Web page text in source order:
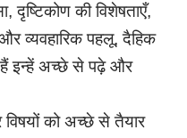
दृष्टिकोण की विशेषताएँ,
व्यवहारिक पहलू, दैहिक
इन्हें अच्छे से पढ़े और
विषयों को अच्छे से तैयार